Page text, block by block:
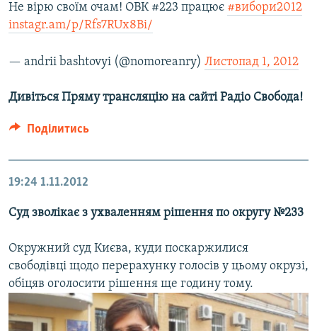
Не вірю своїм очам! ОВК #223 працює #вибори2012
instagr.am/p/Rfs7RUx8Bi/
— andrii bashtovyi (@nomoreanry) Листопад 1, 2012
Дивіться Пряму трансляцію на сайті Радіо Свобода!
Поділитись
19:24 1.11.2012
Суд зволікає з ухваленням рішення по округу №233
Окружний суд Києва, куди поскаржилися
свободівці щодо перерахунку голосів у цьому окрузі,
обіцяв оголосити рішення ще годину тому.